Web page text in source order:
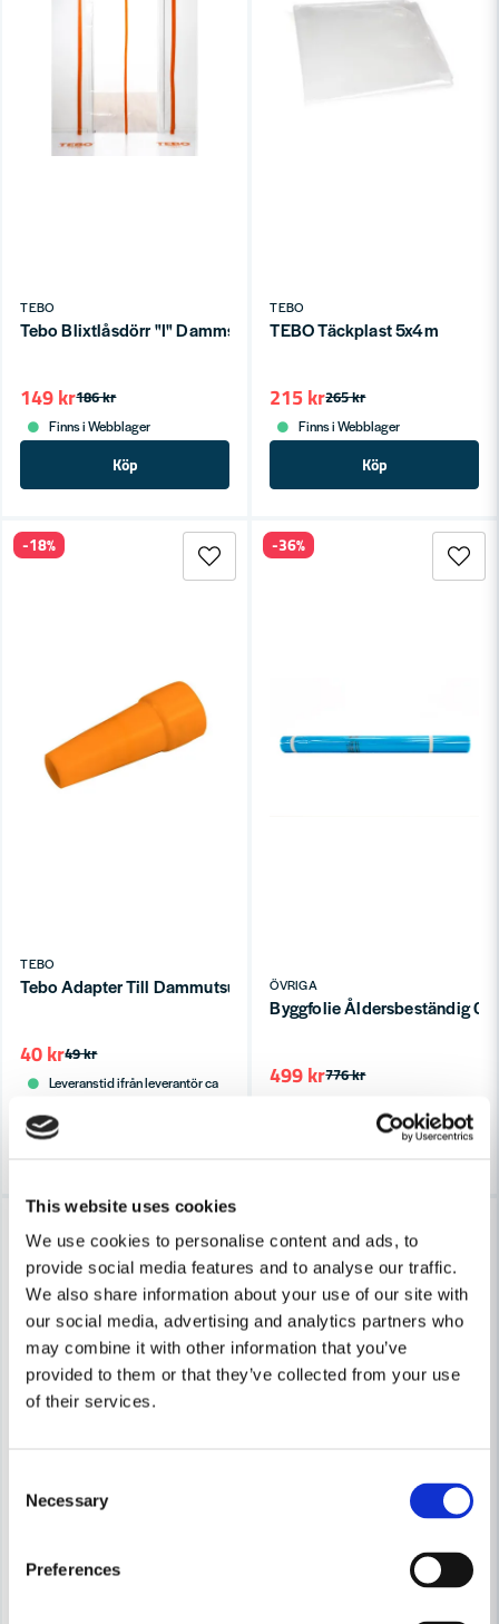
This website uses cookies
We use cookies to personalise content and ads, to
provide social media features and to analyse our traffic.
We also share information about your use of our site with
our social media, advertising and analytics partners who
may combine it with other information that you’ve
provided to them or that they’ve collected from your use
of their services.
Selection
Necessary
Preferences
TEBO
Tebo Blixtlåsdörr "I" Dammskydd för Dörröppningar
186 kr
149 kr
Finns i Webblager
Köp
TEBO
TEBO Täckplast 5x4m
265 kr
215 kr
Finns i Webblager
Köp
TEBO
Tebo Adapter Till Dammutsug
49 kr
40 kr
Leveranstid ifrån leverantör ca
-18%
ÖVRIGA
Byggfolie Åldersbeständig
776 kr
499 kr
-36%
40%